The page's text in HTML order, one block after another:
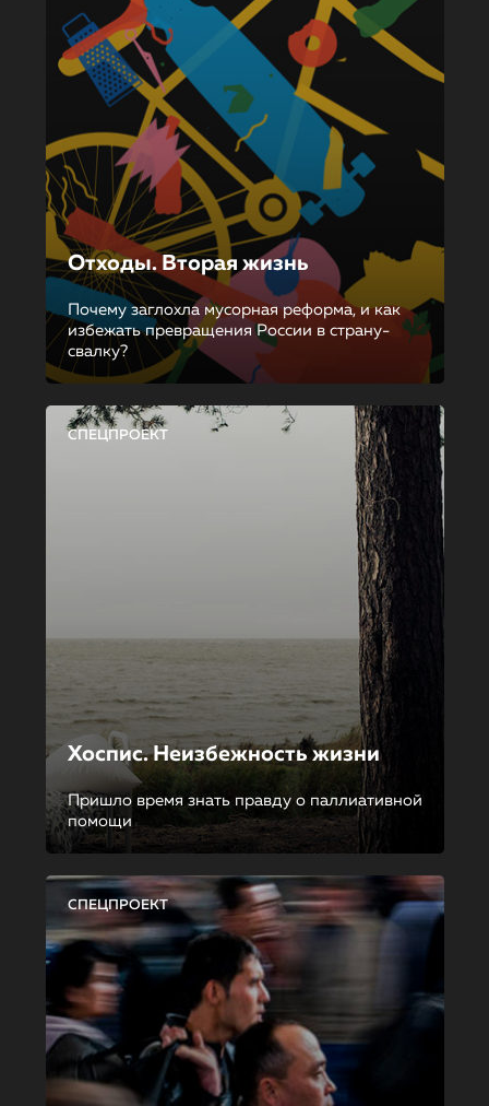
Отходы. Вторая жизнь
Почему заглохла мусорная реформа, и как
избежать превращения России в страну-
свалку?
СПЕЦПРОЕКТ
Хоспис. Неизбежность жизни
Пришло время знать правду о паллиативной
помощи
СПЕЦПРОЕКТ